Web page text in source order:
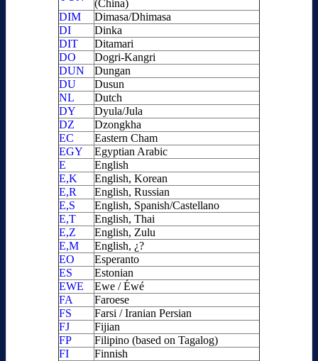
(China)
DIM
Dimasa/Dhimasa
DI
Dinka
DIT
Ditamari
DO
Dogri-Kangri
DUN
Dungan
DU
Dusun
NL
Dutch
DY
Dyula/Jula
DZ
Dzongkha
EC
Eastern Cham
EGY
Egyptian Arabic
E
English
E,K
English, Korean
E,R
English, Russian
E,S
English, Spanish/Castellano
E,T
English, Thai
E,Z
English, Zulu
E,M
English, ¿?
EO
Esperanto
ES
Estonian
EWE
Ewe / Éwé
FA
Faroese
FS
Farsi / Iranian Persian
FJ
Fijian
FP
Filipino (based on Tagalog)
FI
Finnish